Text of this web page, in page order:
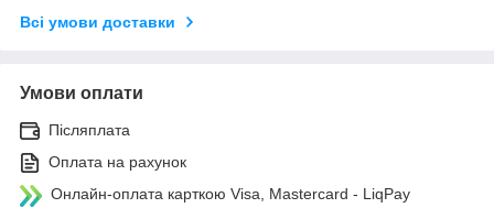
Всі умови доставки
Умови оплати
Післяплата
Оплата на рахунок
Онлайн-оплата карткою Visa, Mastercard - LiqPay